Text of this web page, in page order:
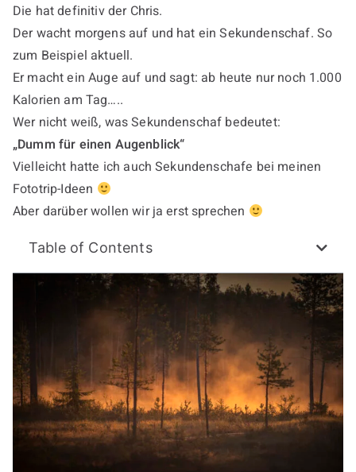
Die hat definitiv der Chris.
Der wacht morgens auf und hat ein Sekundenschaf. So
zum Beispiel aktuell.
Er macht ein Auge auf und sagt: ab heute nur noch 1.000
Kalorien am Tag…..
Wer nicht weiß, was Sekundenschaf bedeutet:
„Dumm für einen Augenblick“
Vielleicht hatte ich auch Sekundenschafe bei meinen
Fototrip-Ideen
Aber darüber wollen wir ja erst sprechen
Table of Contents